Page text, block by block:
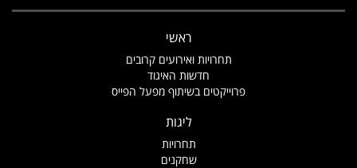
ראשי
תחרויות ואירועים קרובים
חדשות האיגוד
פרוייקטים בשיתוף מפעל הפייס
ליגות
תחרויות
שחקנים